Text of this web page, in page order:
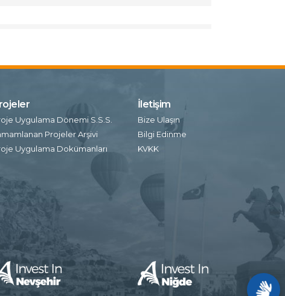
Uygulama Dönemi S.S.S.
Projeler Arşivi
Uygulama Dokümanları
İletişim
Bize Ulaşın
Bilgi Edinme
KVKK